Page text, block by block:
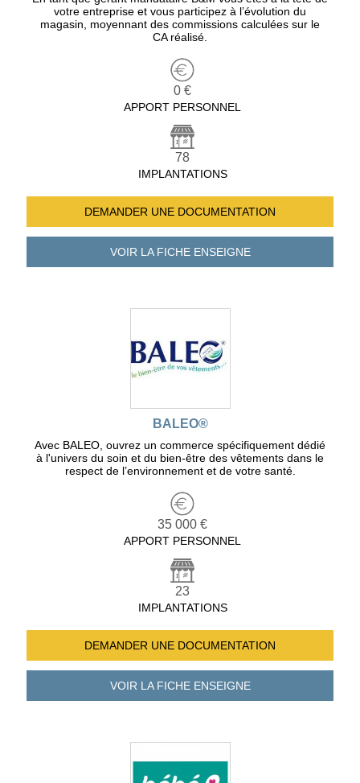
votre entreprise et vous participez à l’évolution du
magasin, moyennant des commissions calculées sur le
CA réalisé.
0 €
APPORT PERSONNEL
78
IMPLANTATIONS
DEMANDER UNE DOCUMENTATION
VOIR LA FICHEENSEIGNE
BALEO®
Avec BALEO, ouvrez un commerce spécifiquement dédié
à l'univers du soin et du bien-être des vêtements dans le
respect de l’environnement et de votre santé.
35 000 €
APPORT PERSONNEL
23
IMPLANTATIONS
DEMANDER UNE DOCUMENTATION
VOIR LA FICHEENSEIGNE